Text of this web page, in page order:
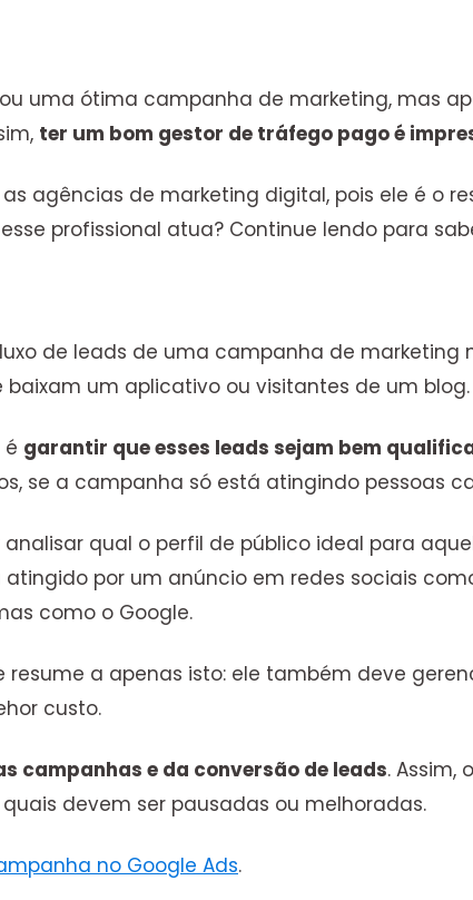
uma ótima campanha de marketing, mas
ter um bom gestor de tráfego pago é
agências de marketing digital, pois ele é o
profissional atua? Continue lendo para
de leads de uma campanha de marketing
um aplicativo ou visitantes de um blog.
garantir que esses leads sejam bem
se a campanha só está atingindo pessoas
qual o perfil de público ideal para
por um anúncio em redes sociais
como o Google.
resume a apenas isto: ele também deve
custo.
campanhas e da conversão de leads. Assim,
devem ser pausadas ou melhoradas.
no Google Ads.